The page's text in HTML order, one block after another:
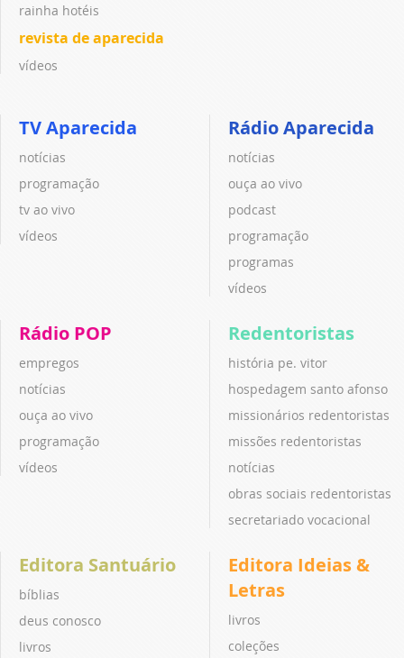
rainha hotéis
revista de aparecida
vídeos
TV Aparecida
notícias
programação
tv ao vivo
vídeos
Rádio Aparecida
notícias
ouça ao vivo
podcast
programação
programas
vídeos
Rádio POP
empregos
notícias
ouça ao vivo
programação
vídeos
Redentoristas
história pe. vitor
hospedagem santo afonso
missionários redentoristas
missões redentoristas
notícias
obras sociais redentoristas
secretariado vocacional
Editora Santuário
bíblias
deus conosco
livros
Editora Ideias &
Letras
livros
coleções